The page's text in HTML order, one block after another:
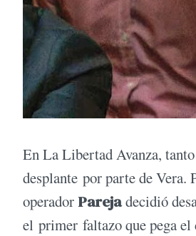
En La Libertad Avanza,
desplante por parte de Vera.
operador Parejadecidió
el primer faltazo que pega el